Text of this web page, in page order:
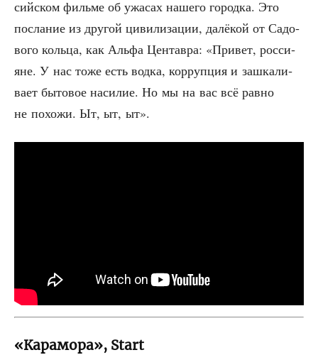
сий­ском филь­ме об ужа­сах наше­го город­ка. Это
посла­ние из дру­гой циви­ли­за­ции, далё­кой от Садо­
во­го коль­ца, как Аль­фа Цен­тав­ра: «При­вет, рос­си­
яне. У нас тоже есть вод­ка, кор­руп­ция и зашка­ли­
ва­ет быто­вое наси­лие. Но мы на вас всё рав­но
не похо­жи. Ыт, ыт, ыт».
«Карамора», Start